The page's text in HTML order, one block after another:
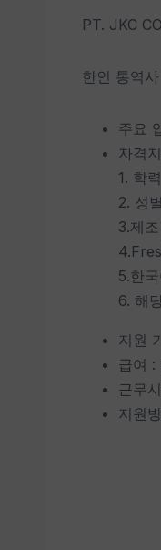
PT. JKC
한인 통역
주요
자격
1. 학
2. 성
3.제
5.한
6. 해
지원
급여 :
근무
지원